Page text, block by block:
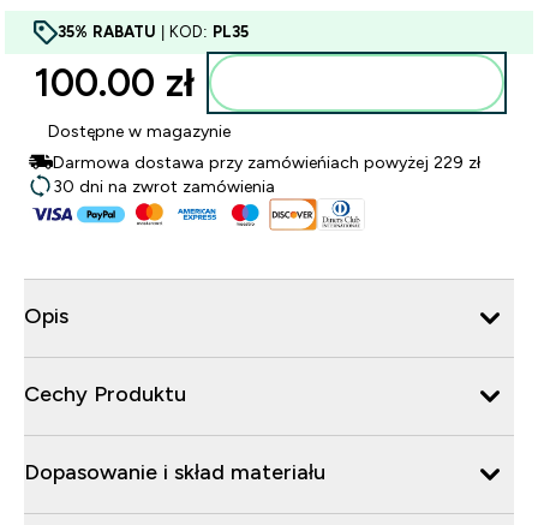
35% RABATU | KOD: PL35
100.00 zł‎
Dostępne w magazynie
Darmowa dostawa przy zamówieńiach powyżej 229 zł
30 dni na zwrot zamówienia
Opis
Cechy Produktu
Dopasowanie i skład materiału